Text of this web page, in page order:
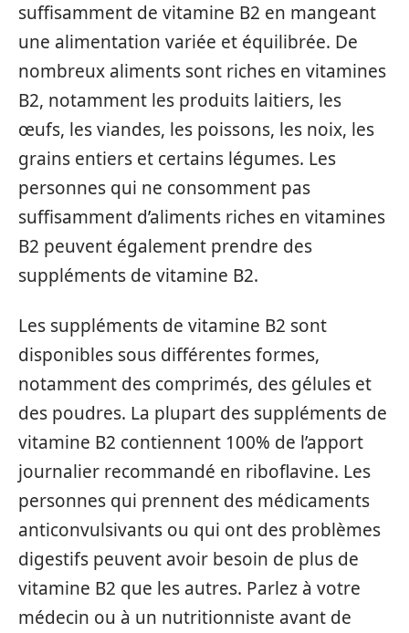
suffisamment de vitamine B2 en mangeant
une alimentation variée et équilibrée. De
nombreux aliments sont riches en vitamines
B2, notamment les produits laitiers, les
œufs, les viandes, les poissons, les noix, les
grains entiers et certains légumes. Les
personnes qui ne consomment pas
suffisamment d’aliments riches en vitamines
B2 peuvent également prendre des
suppléments de vitamine B2.
Les suppléments de vitamine B2 sont
disponibles sous différentes formes,
notamment des comprimés, des gélules et
des poudres. La plupart des suppléments de
vitamine B2 contiennent 100% de l’apport
journalier recommandé en riboflavine. Les
personnes qui prennent des médicaments
anticonvulsivants ou qui ont des problèmes
digestifs peuvent avoir besoin de plus de
vitamine B2 que les autres. Parlez à votre
médecin ou à un nutritionniste avant de